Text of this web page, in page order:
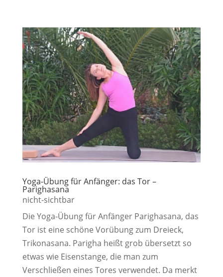
Yoga-Übung für Anfänger: das Tor –
Parighasana
nicht-sichtbar
Die Yoga-Übung für Anfänger Parighasana, das
Tor ist eine schöne Vorübung zum Dreieck,
Trikonasana. Parigha heißt grob übersetzt so
etwas wie Eisenstange, die man zum
Verschließen eines Tores verwendet. Da merkt